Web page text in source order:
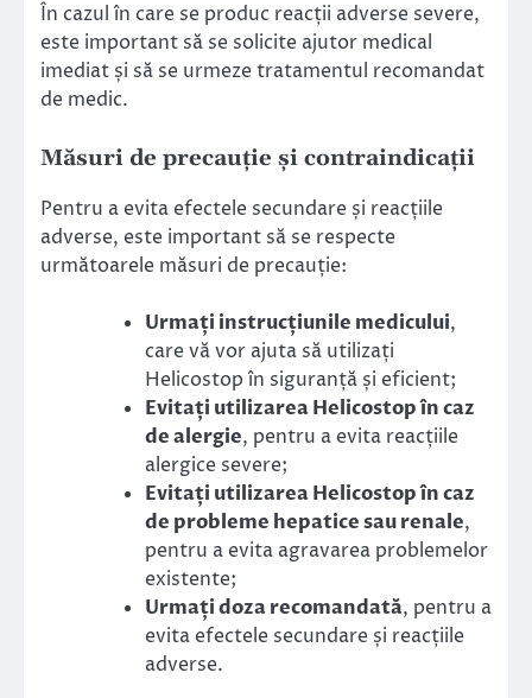
În cazul în care se produc reacții adverse severe,
este important să se solicite ajutor medical
imediat și să se urmeze tratamentul recomandat
de medic.
Măsuri de precauție și contraindicații
Pentru a evita efectele secundare și reacțiile
adverse, este important să se respecte
următoarele măsuri de precauție:
Urmați instrucțiunile medicului,
care vă vor ajuta să utilizați
Helicostop în siguranță și eficient;
Evitați utilizarea Helicostop în caz
de alergie, pentru a evita reacțiile
alergice severe;
Evitați utilizarea Helicostop în caz
de probleme hepatice sau renale,
pentru a evita agravarea problemelor
existente;
Urmați doza recomandată, pentru a
evita efectele secundare și reacțiile
adverse.